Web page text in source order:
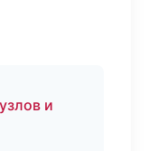
и